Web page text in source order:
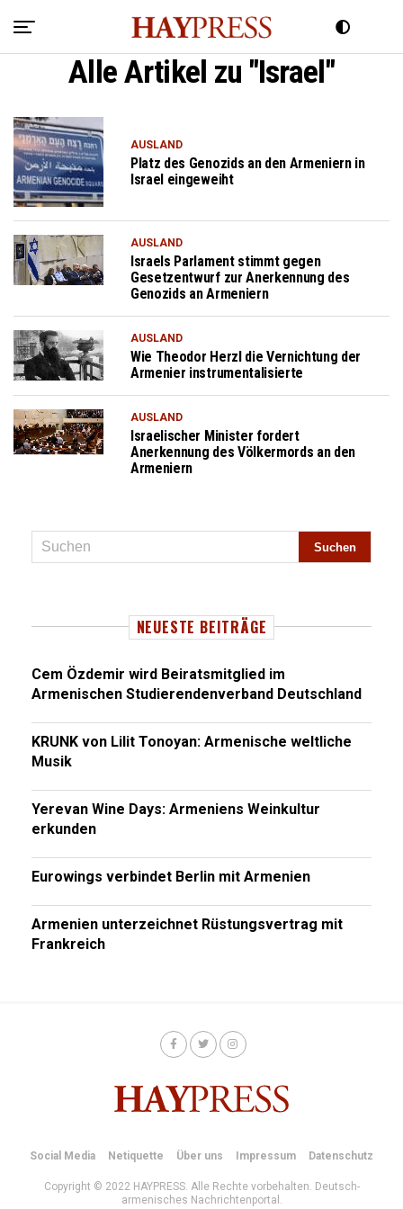
Alle Artikel zu "Israel"
AUSLAND
Platz des Genozids an den Armeniern in
Israel eingeweiht
AUSLAND
Israels Parlament stimmt gegen
Gesetzentwurf zur Anerkennung des
Genozids an Armeniern
AUSLAND
Wie Theodor Herzl die Vernichtung der
Armenier instrumentalisierte
AUSLAND
Israelischer Minister fordert
Anerkennung des Völkermords an den
Armeniern
NEUESTE BEITRÄGE
Cem Özdemir wird Beiratsmitglied im
Armenischen Studierendenverband Deutschland
KRUNK von Lilit Tonoyan: Armenische weltliche
Musik
Yerevan Wine Days: Armeniens Weinkultur
erkunden
Eurowings verbindet Berlin mit Armenien
Armenien unterzeichnet Rüstungsvertrag mit
Frankreich
Social Media Netiquette Über uns Impressum Datenschutz
Copyright © 2022 HAYPRESS. Alle Rechte vorbehalten. Deutsch-
armenisches Nachrichtenportal.